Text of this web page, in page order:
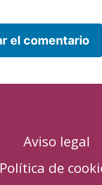
Aviso legal
Política de